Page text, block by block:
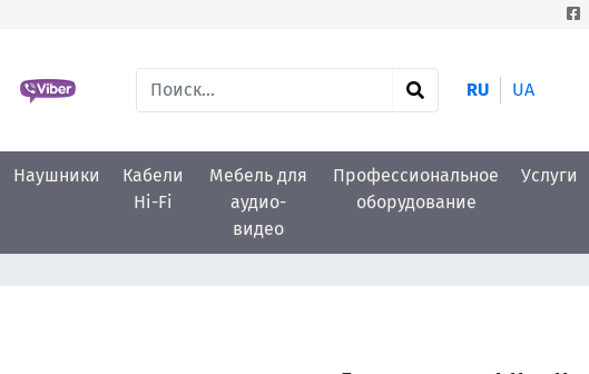
RU UA
Наушники
Кабели
Hi-Fi
Мебель для
аудио-
видео
Профессиональное
оборудование
Услуги